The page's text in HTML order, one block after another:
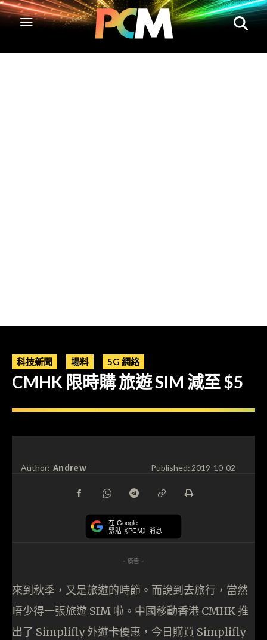
科技新聞 場料 5G 網絡
CMHK 限時購 旅遊 SIM 減至 $5
Author: Andrew Published:2019-10-02
在 Google
緊貼《PCM》消息
- 廣告 -
來到秋季，又是旅遊的時節。而說到去旅行，當然
唔少得一張旅遊 SIM 啦。中國移動香港 CMHK 推
出了 Simplifly 外遊卡優惠，今日購買 Simplifly